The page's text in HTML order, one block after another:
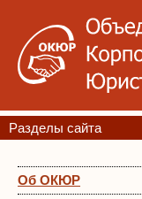
Разделы сайта
Об ОКЮР